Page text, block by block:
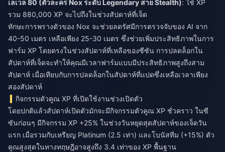
เลเวล 80 (ตัวละคร Nox ระดับ Legendary สาย Stealth): ใช้ XP
รวม 880,000 XP จะไปถึงในช่วงสัปดาห์ที่เจ็ด
ทักษะการพรางตัวของ Nox จะช่วยลดรัศมีการตรวจจับของ AI จาก
40-50 เมตร เหลือเพียง 25-30 เมตร ซึ่งช่วยเพิ่มประสิทธิภาพในการ
ฟาร์ม XP โดยตรงในช่วงสัปดาห์ที่เหลือของซีซัน การปลดล็อกใน
สัปดาห์ที่เจ็ดจะทำให้คุณมีเวลาฟาร์มแบบมีประสิทธิภาพสูงถึงสาม
สัปดาห์ เมื่อเทียบกับการปลดล็อกในสัปดาห์ที่แปดซึ่งเหลือเวลาเพียง
สองสัปดาห์
กิจกรรมตัวคูณ XP ที่เปิดใช้งานช่วงเปิดตัว
โดยปกติแล้วสัปดาห์เปิดตัวมักจะมีกิจกรรมตัวคูณ XP ชั่วคราว ในซี
ซันก่อนๆ มีกิจกรรม XP +25% ในช่วงวันหยุดสุดสัปดาห์ของเจ็ดวัน
แรก เมื่อรวมกับเหรียญ Platinum (2.5 เท่า) และโบนัสทีม (+15%) ตัว
คูณสูงสุดในทางทฤษฎีอาจสูงถึง 3.4 เท่าของ XP พื้นฐาน